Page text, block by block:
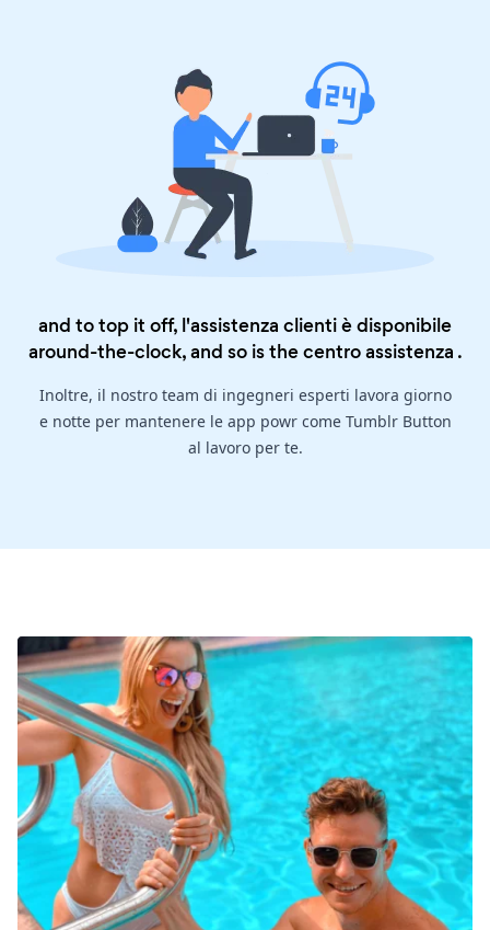
and to top it off, l'assistenza clienti è disponibile
around-the-clock, and so is thecentro assistenza .
Inoltre, il nostro team di ingegneri esperti lavora giorno
e notte per mantenere le app powr come Tumblr Button
al lavoro per te.